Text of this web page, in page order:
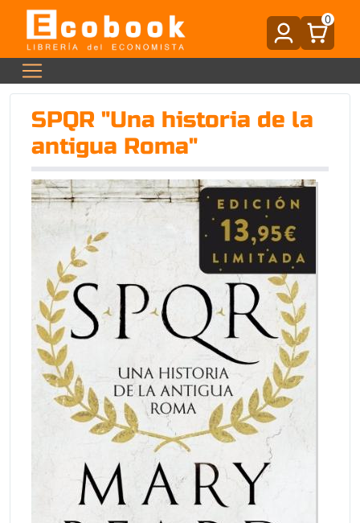
0
SPQR "Una historia de la
antigua Roma"